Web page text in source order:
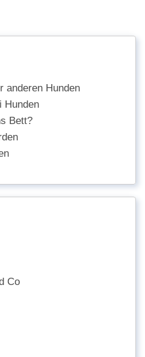
anderen Hunden
Hunden
Bett?
Co